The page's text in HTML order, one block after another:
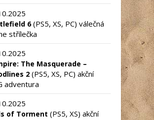
6(PS5, XS, PC) válečná
střílečka
The Masquerade –
2 (PS5, XS, PC) akční
adventura
of Torment (PS5, XS) akční